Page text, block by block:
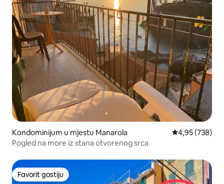
Kondominijum u mjestu Manarola prosječna
4,95 (738)
Pogled na more iz stana otvorenog srca
Favorit gostiju
Favorit gostiju